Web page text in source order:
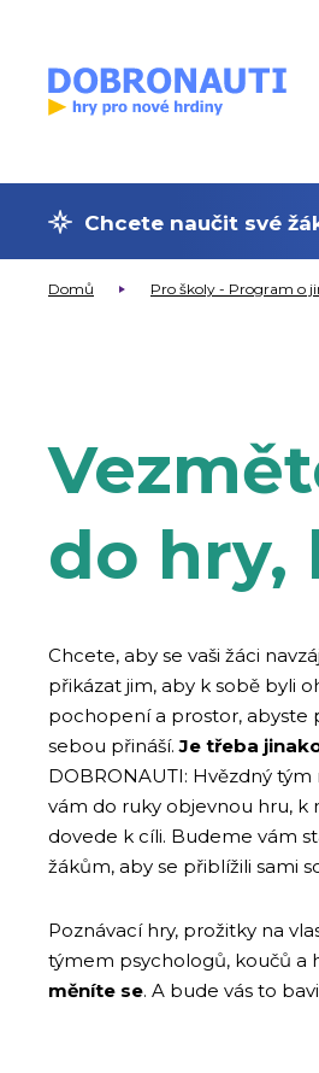
Chcete naučit své
Domů Pro školy - Program o
do hry,
Chcete, aby se vaši žáci
přikázat jim, aby k sobě byli
pochopení a prostor, abyste
sebou přináší.Je třeba
DOBRONAUTI: Hvězdný
vám do ruky objevnou hru, k
dovede k cíli. Budeme vám
žákům, aby se přiblížili sami
Poznávací hry, prožitky na
týmem psychologů, koučů a
měníte se. A bude vás to